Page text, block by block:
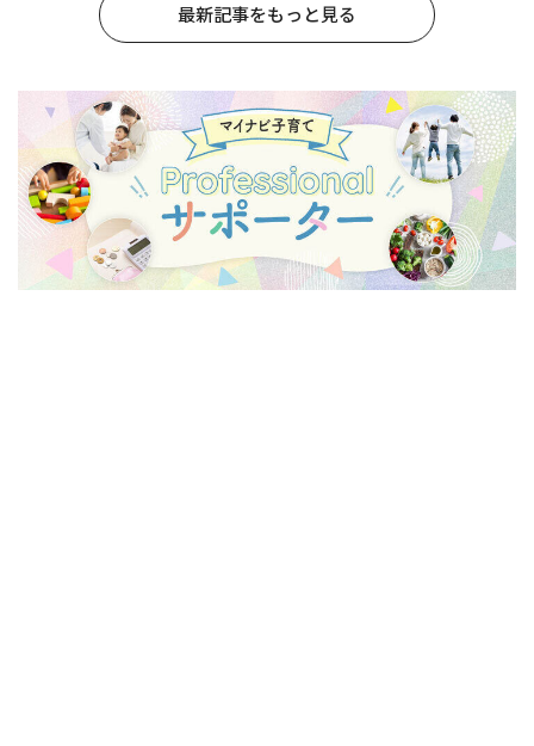
最新記事をもっと見る